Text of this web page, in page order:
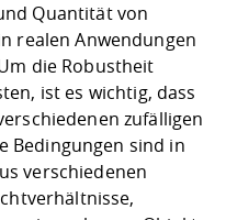
Quantität von
realen Anwendungen
die Robustheit
ist es wichtig, dass
zufälligen
Bedingungen sind in
verschiedenen